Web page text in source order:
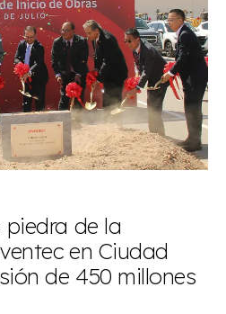
de la
en Ciudad
de 450 millones